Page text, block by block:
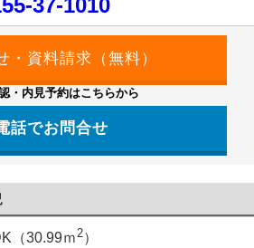
37-1010
・内見予約はこちらから
話でお問合せ
（30.99ｍ2）